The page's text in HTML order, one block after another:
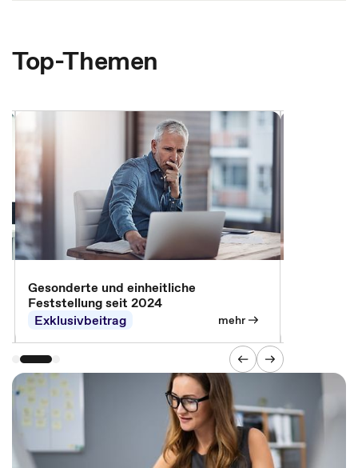
Top-Themen
Gesonderte und einheitliche
Feststellung seit 2024
Exklusivbeitrag
mehr